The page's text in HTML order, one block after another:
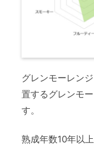
グレンモーレン
置するグレンモ
す。
熟成年数10年以